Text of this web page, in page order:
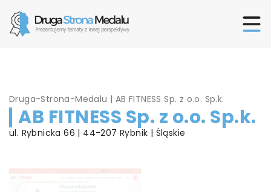
Druga-Strona-Medalu | AB FITNESS Sp. z o.o. Sp.k.
AB FITNESS Sp. z o.o. Sp.k.
ul. Rybnicka 66 | 44-207 Rybnik | Śląskie